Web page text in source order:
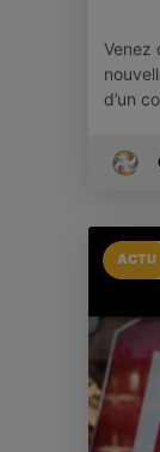
Venez
d’un
ACTU